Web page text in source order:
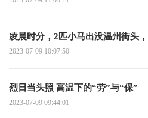
凌晨时分，2匹小马出没温州街头
2023-07-09 10:07:50
烈日当头照 高温下的“劳”与“保”
2023-07-09 09:44:01